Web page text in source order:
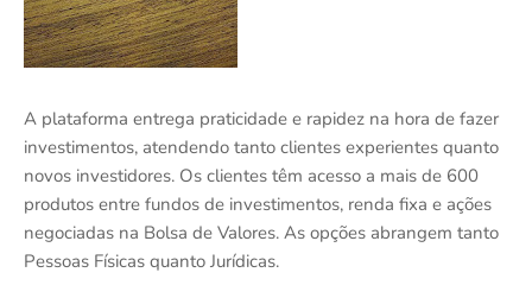
A plataforma entrega praticidade e rapidez na hora de fazer
investimentos, atendendo tanto clientes experientes quanto
novos investidores. Os clientes têm acesso a mais de 600
produtos entre fundos de investimentos, renda fixa e ações
negociadas na Bolsa de Valores. As opções abrangem tanto
Pessoas Físicas quanto Jurídicas.